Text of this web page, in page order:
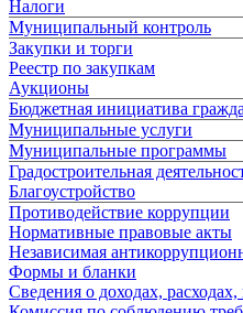
Налоги
Муниципальный контроль
Закупки и торги
Реестр по закупкам
Аукционы
Бюджетная инициатива
Муниципальные услуги
Муниципальные программы
Градостроительная
Благоустройство
Противодействие коррупции
Нормативные правовые акты
Независимая
Формы и бланки
Сведения о доходах,